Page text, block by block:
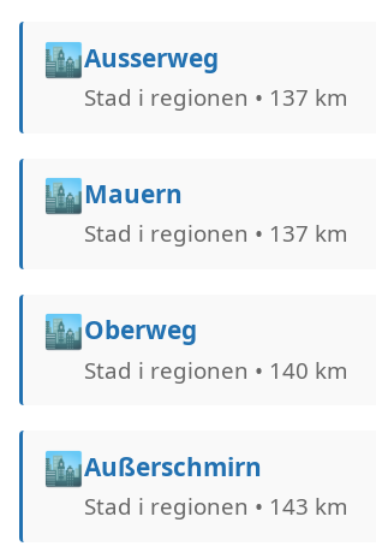
🏙️Ausserweg
Stad i regionen • 137 km
🏙️Mauern
Stad i regionen • 137 km
🏙️Oberweg
Stad i regionen • 140 km
🏙️Außerschmirn
Stad i regionen • 143 km